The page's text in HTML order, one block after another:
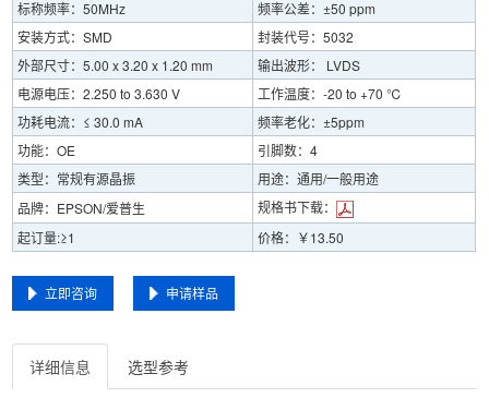
标称频率：50MHz
频率公差：±50 ppm
安装方式：SMD
封装代号：5032
外部尺寸：5.00 x 3.20 x 1.20 mm
输出波形： LVDS
电源电压：2.250 to 3.630 V
工作温度：-20 to +70 ℃
功耗电流：≤ 30.0 mA
频率老化：±5ppm
功能：OE
引脚数：4
类型：常规有源晶振
用途：通用/一般用途
品牌：EPSON/爱普生
规格书下载：
起订量:≥1
价格：￥13.50
立即咨询 申请样品
详细信息 选型参考